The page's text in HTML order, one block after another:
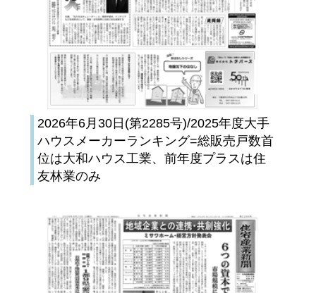
2026年6月30日(第2285号)/2025年度大手
ハウスメーカーランキング=総販売戸数首
位は大和ハウス工業、前年度プラスは住
友林業のみ